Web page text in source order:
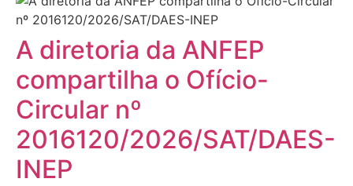
A diretoria da ANFEP
compartilha o Ofício-
Circular nº
2016120/2026/SAT/DAES-
INEP